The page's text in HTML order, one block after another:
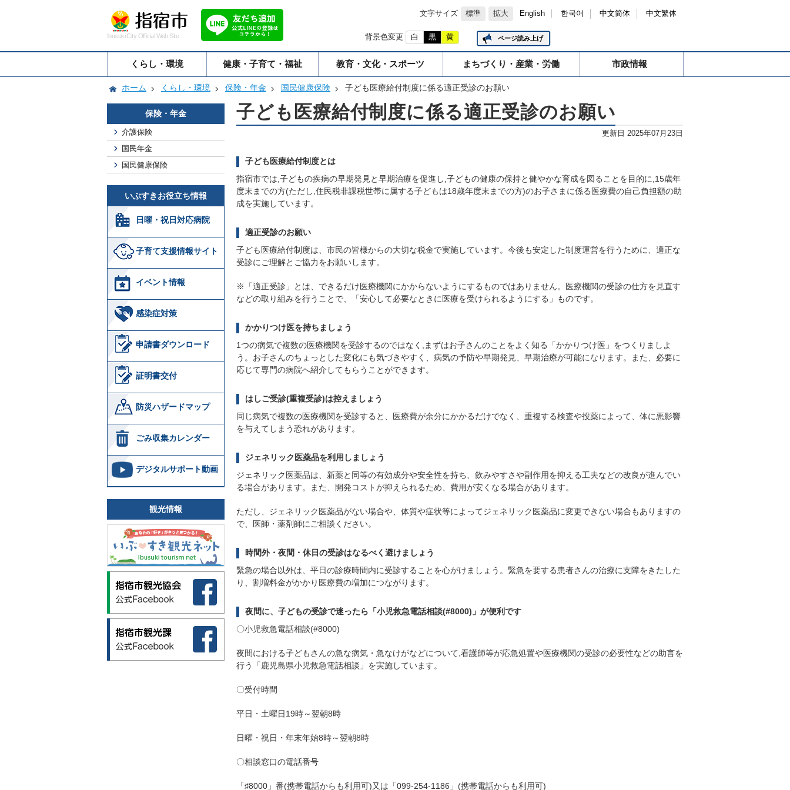
文字サイズ 標準 拡大 English 한국어 中文简体 中文繁体
Ibusuki City Official Web Site 背景色変更 白 黒 黄 ページ読み上げ
くらし・環境 健康・子育て・福祉 教育・文化・スポーツ まちづくり・産業・労働 市政情報
ホーム くらし・環境 保険・年金 国民健康保険 子ども医療給付制度に係る適正受診のお願い
保険・年金
介護保険
国民年金
国民健康保険
いぶすきお役立ち情報
日曜・祝日対応病院
子育て支援情報サイト
イベント情報
感染症対策
申請書ダウンロード
証明書交付
防災ハザードマップ
ごみ収集カレンダー
デジタルサポート動画
観光情報
子ども医療給付制度に係る適正受診のお願い
更新日 2025年07月23日
子ども医療給付制度とは
指宿市では,子どもの疾病の早期発見と早期治療を促進し,子どもの健康の保持と健やかな育成を図ることを目的に,15歳年
度末までの方(ただし,住民税非課税世帯に属する子どもは18歳年度末までの方)のお子さまに係る医療費の自己負担額の助
成を実施しています。
適正受診のお願い
子ども医療給付制度は、市民の皆様からの大切な税金で実施しています。今後も安定した制度運営を行うために、適正な
受診にご理解とご協力をお願いします。
※「適正受診」とは、できるだけ医療機関にかからないようにするものではありません。医療機関の受診の仕方を見直す
などの取り組みを行うことで、「安心して必要なときに医療を受けられるようにする」ものです。
かかりつけ医を持ちましょう
1つの病気で複数の医療機関を受診するのではなく,まずはお子さんのことをよく知る「かかりつけ医」をつくりましよ
う。お子さんのちょっとした変化にも気づきやすく、病気の予防や早期発見、早期治療が可能になります。また、必要に
応じて専門の病院へ紹介してもらうことができます。
はしご受診(重複受診)は控えましょう
同じ病気で複数の医療機関を受診すると、医療費が余分にかかるだけでなく、重複する検査や投薬によって、体に悪影響
を与えてしまう恐れがあります。
ジェネリック医薬品を利用しましょう
ジェネリック医薬品は、新薬と同等の有効成分や安全性を持ち、飲みやすさや副作用を抑える工夫などの改良が進んでい
る場合があります。また、開発コストが抑えられるため、費用が安くなる場合があります。
ただし、ジェネリック医薬品がない場合や、体質や症状等によってジェネリック医薬品に変更できない場合もありますの
で、医師・薬剤師にご相談ください。
時間外・夜間・休日の受診はなるべく避けましょう
緊急の場合以外は、平日の診療時間内に受診することを心がけましょう。緊急を要する患者さんの治療に支障をきたした
り、割増料金がかかり医療費の増加につながります。
夜間に、子どもの受診で迷ったら「小児救急電話相談(#8000)」が便利です
〇小児救急電話相談(#8000)
夜間における子どもさんの急な病気・急なけがなどについて,看護師等が応急処置や医療機関の受診の必要性などの助言を
行う「鹿児島県小児救急電話相談」を実施しています。
〇受付時間
平日・土曜日19時～翌朝8時
日曜・祝日・年末年始8時～翌朝8時
〇相談窓口の電話番号
「♯8000」番(携帯電話からも利用可)又は「099-254-1186」(携帯電話からも利用可)